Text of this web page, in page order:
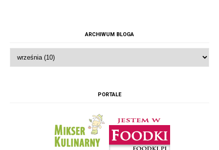
ARCHIWUM BLOGA
PORTALE